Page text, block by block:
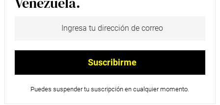
Puedes suspender tu suscripción en cualquier momento.